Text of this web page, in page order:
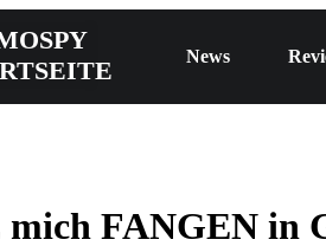
News
FANGEN in